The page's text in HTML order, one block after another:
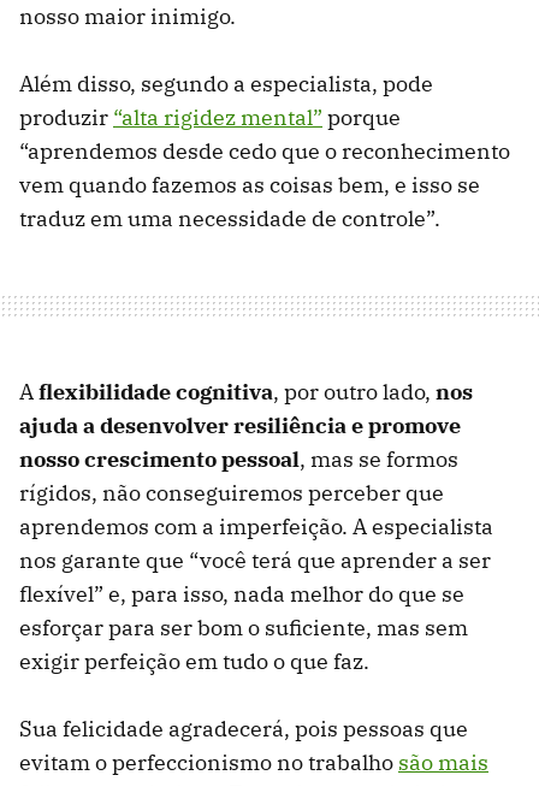
nosso maior inimigo.
Além disso, segundo a especialista, pode
produzir “alta rigidez mental” porque
“aprendemos desde cedo que o reconhecimento
vem quando fazemos as coisas bem, e isso se
traduz em uma necessidade de controle”.
Aflexibilidade cognitiva, por outro lado, nos
ajuda a desenvolver resiliência e promove
nosso crescimento pessoal, mas se formos
rígidos, não conseguiremos perceber que
aprendemos com a imperfeição. A especialista
nos garante que “você terá que aprender a ser
flexível” e, para isso, nada melhor do que se
esforçar para ser bom o suficiente, mas sem
exigir perfeição em tudo o que faz.
Sua felicidade agradecerá, pois pessoas que
evitam o perfeccionismo no trabalho são mais